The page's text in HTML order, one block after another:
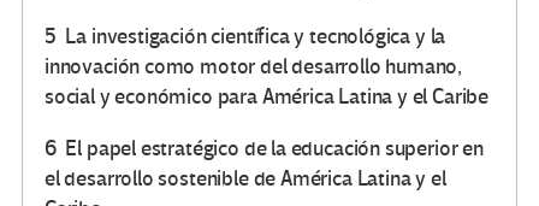
5 La investigación científica y tecnológica y la
innovación como motor del desarrollo humano,
social y económico para América Latina y el Caribe
6 El papel estratégico de la educación superior en
el desarrollo sostenible de América Latina y el